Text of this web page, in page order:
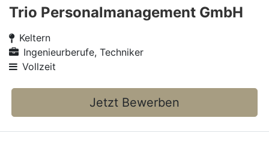
Trio Personalmanagement GmbH
Keltern
Ingenieurberufe, Techniker
Vollzeit
Jetzt Bewerben